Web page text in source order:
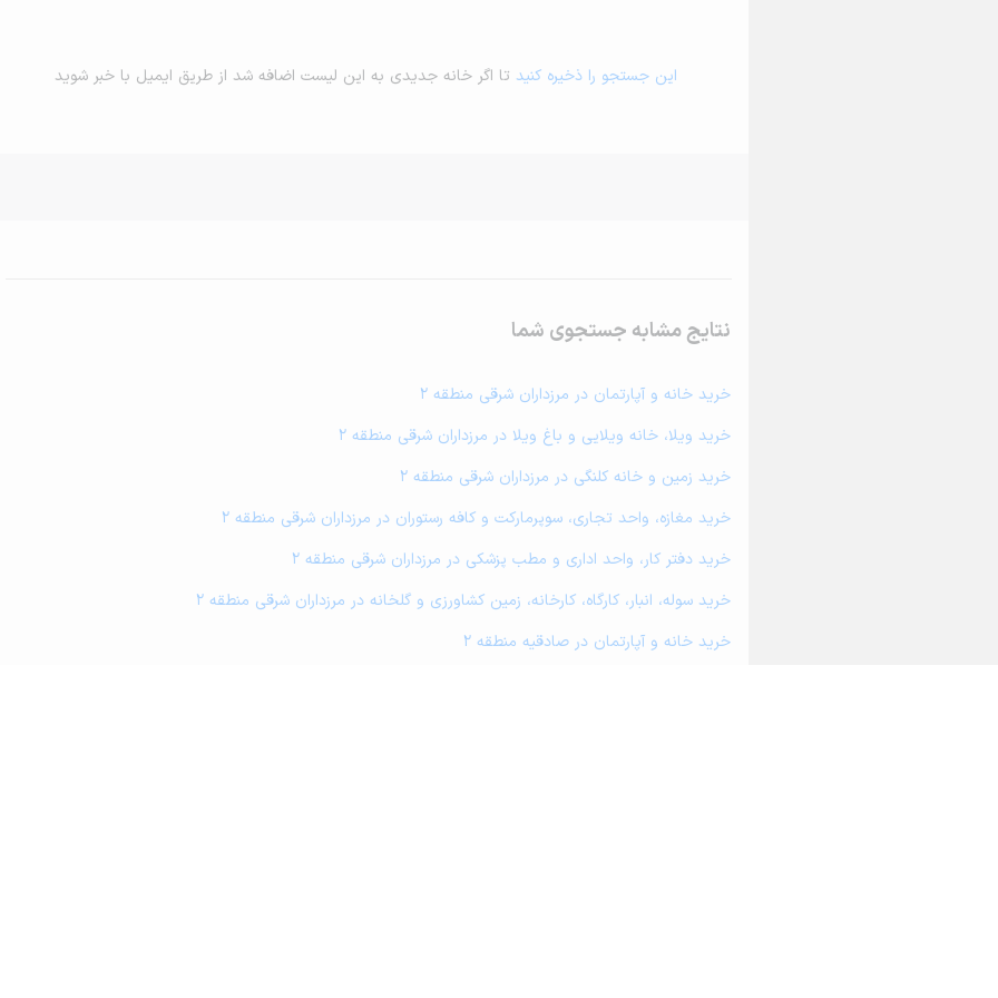
این جستجو را ذخیره کنید تا اگر خانه جدیدی به این لیست اضافه شد از طریق ایمیل با خبر شوید
نتایج مشابه جستجوی شما
خرید خانه و آپارتمان در مرزداران شرقی منطقه 2
خرید ویلا، خانه ویلایی و باغ ویلا در مرزداران شرقی منطقه 2
خرید زمین و خانه کلنگی در مرزداران شرقی منطقه 2
خرید مغازه، واحد تجاری، سوپرمارکت و کافه رستوران در مرزداران شرقی منطقه 2
خرید دفتر کار، واحد اداری و مطب پزشکی در مرزداران شرقی منطقه 2
خرید سوله، انبار، کارگاه، کارخانه، زمین کشاورزی و گلخانه در مرزداران شرقی منطقه 2
خرید خانه و آپارتمان در صادقیه منطقه 2